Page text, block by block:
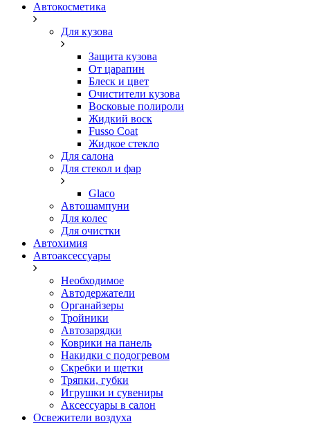
Автокосметика
Для кузова
Защита кузова
От царапин
Блеск и цвет
Очистители кузова
Восковые полироли
Жидкий воск
Fusso Coat
Жидкое стекло
Для салона
Для стекол и фар
Glaco
Автошампуни
Для колес
Для очистки
Автохимия
Автоаксессуары
Необходимое
Автодержатели
Органайзеры
Тройники
Автозарядки
Коврики на панель
Накидки с подогревом
Скребки и щетки
Тряпки, губки
Игрушки и сувениры
Аксессуары в салон
Освежители воздуха